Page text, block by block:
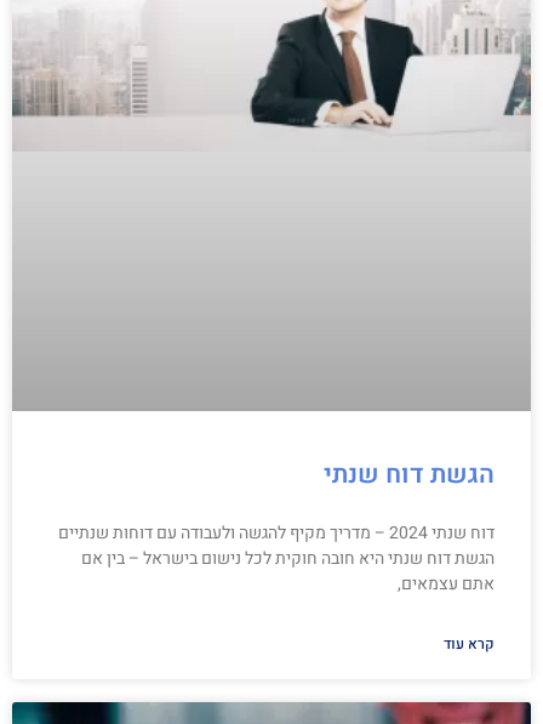
הגשת דוח שנתי
דוח שנתי 2024 – מדריך מקיף להגשה ולעבודה עם דוחות שנתיים
הגשת דוח שנתי היא חובה חוקית לכל נישום בישראל – בין אם
אתם עצמאים,
קרא עוד